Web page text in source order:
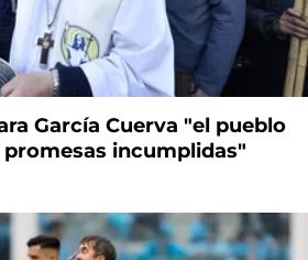
García Cuerva "el pueblo
incumplidas"